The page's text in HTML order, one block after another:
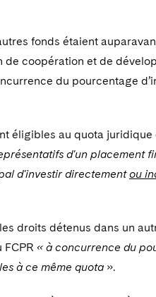
fonds étaient
de coopération et de
du pourcentage
éligibles au quota
d'un placement
d'investir directementou
les droits détenus dans un
« à concurrence du
à ce même quota ».